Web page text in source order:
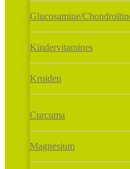
Glucosamine/
Kindervitamines
Kruiden
Curcuma
Magnesium